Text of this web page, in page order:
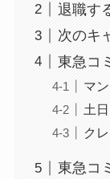
退職す
次のキ
東急コ
マ
土
ク
東急コ